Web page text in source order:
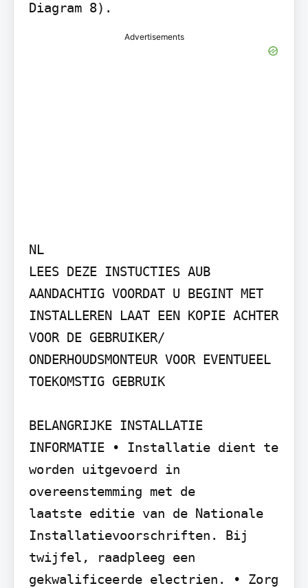
Diagram 8).
Advertisements
NL
LEES DEZE INSTUCTIES AUB
AANDACHTIG VOORDAT U BEGINT MET
INSTALLEREN LAAT EEN KOPIE ACHTER
VOOR DE GEBRUIKER/
ONDERHOUDSMONTEUR VOOR EVENTUEEL
TOEKOMSTIG GEBRUIK
BELANGRIJKE INSTALLATIE
INFORMATIE • Installatie dient te
worden uitgevoerd in
overeenstemming met de
laatste editie van de Nationale
Installatievoorschriften. Bij
twijfel, raadpleeg een
gekwalificeerde electrien. • Zorg